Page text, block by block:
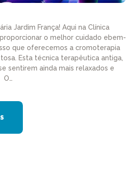
Jardim França! Aqui na Clínica
o melhor cuidado ebem-
que oferecemos a cromoterapia
Esta técnica terapêutica antiga,
sentirem ainda mais relaxados e